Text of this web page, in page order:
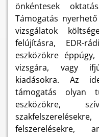
önkéntesek
Támogatás
vizsgálatok
felújításra, EDR-
eszközökre
vizsgára, vagy
kiadásokra. Az
támogatás olyan
eszközökre,
felszerelésekre,